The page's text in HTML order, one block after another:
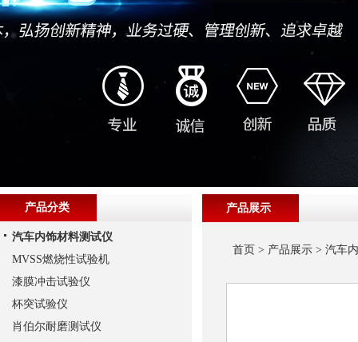
产品展示
首页 > 产品展示> 汽车
产品分类
汽车内饰材料测试仪
MVSS燃烧性试验机
漆膜冲击试验仪
杯突试验仪
肖伯尔耐磨测试仪